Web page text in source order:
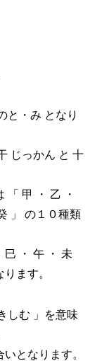
と・み となり
じっかん と 十
「 甲 ・ 乙 ・
」 の１０種類
巳 ・ 午 ・ 未
ます。
しむ 」を意味
となります。